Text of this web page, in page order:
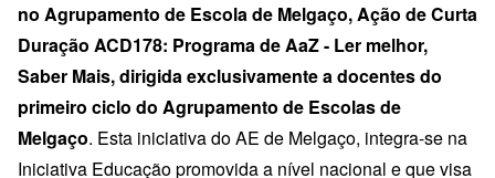
no Agrupamento de Escola de Melgaço, Ação de Curta
Duração ACD178: Programa de AaZ - Ler melhor,
Saber Mais, dirigida exclusivamente a docentes do
primeiro ciclo do Agrupamento de Escolas de
Melgaço. Esta iniciativa do AE de Melgaço, integra-se na
Iniciativa Educação promovida a nível nacional e que visa